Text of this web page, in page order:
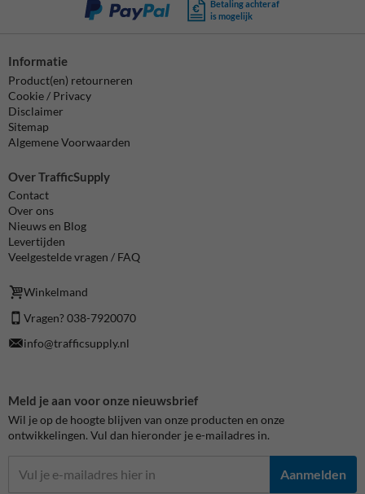
Betaling achteraf
is mogelijk
Informatie
Product(en) retourneren
Cookie / Privacy
Disclaimer
Sitemap
Algemene Voorwaarden
Over TrafficSupply
Contact
Over ons
Nieuws en Blog
Levertijden
Veelgestelde vragen / FAQ
Winkelmand
Vragen? 038-7920070
info@trafficsupply.nl
Meld je aan voor onze nieuwsbrief
Wil je op de hoogte blijven van onze producten en onze
ontwikkelingen. Vul dan hieronder je e-mailadres in.
Aanmelden